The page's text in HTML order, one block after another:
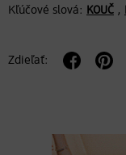
Kľúčové slová: KOUČ ,
Zdieľať: